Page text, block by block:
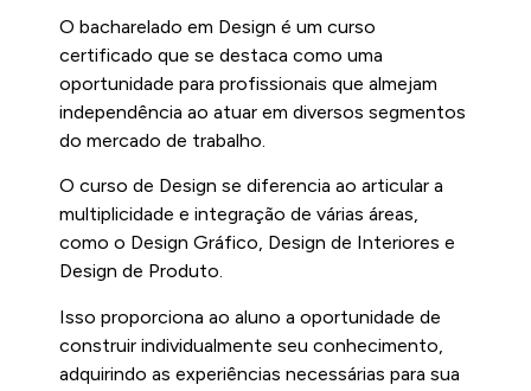
O bacharelado em Design é um curso
certificado que se destaca como uma
oportunidade para profissionais que almejam
independência ao atuar em diversos segmentos
do mercado de trabalho.
O curso de Design se diferencia ao articular a
multiplicidade e integração de várias áreas,
como o Design Gráfico, Design de Interiores e
Design de Produto.
Isso proporciona ao aluno a oportunidade de
construir individualmente seu conhecimento,
adquirindo as experiências necessárias para sua